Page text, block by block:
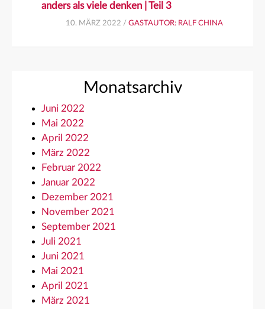
anders als viele denken | Teil 3
10. MÄRZ 2022 / GASTAUTOR: RALF CHINA
Monatsarchiv
Juni 2022
Mai 2022
April 2022
März 2022
Februar 2022
Januar 2022
Dezember 2021
November 2021
September 2021
Juli 2021
Juni 2021
Mai 2021
April 2021
März 2021